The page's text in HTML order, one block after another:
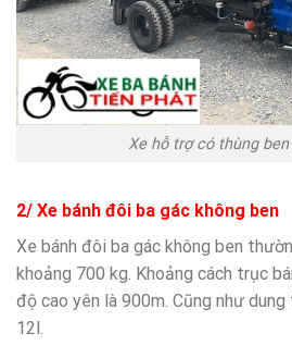
Xe hỗ trợ có thùng
2/ Xe bánh đôi ba gác không ben
Xe bánh đôi ba gác không ben
khoảng 700 kg. Khoảng cách trục
độ cao yên là 900m. Cũng như
12l.